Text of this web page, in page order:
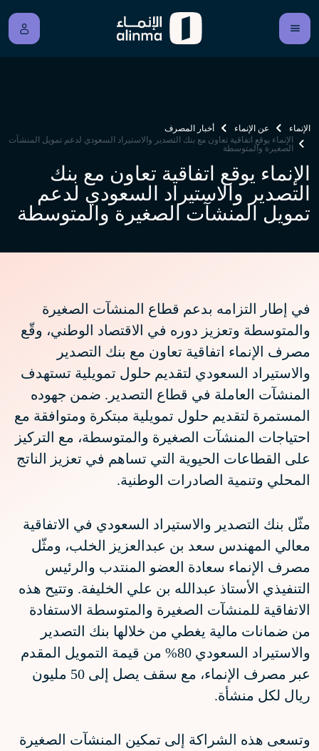
الإنماء عن الإنماء
أخبار المصرف
الإنماء يوقع اتفاقية تعاون مع بنك التصدير والاستيراد السعودي لدعم تمويل المنشآت
الصغيرة والمتوسطة
الإنماء يوقع اتفاقية تعاون مع بنك
التصدير والاستيراد السعودي لدعم
تمويل المنشآت الصغيرة والمتوسطة
في إطار التزامه بدعم قطاع المنشآت الصغيرة
والمتوسطة وتعزيز دوره في الاقتصاد الوطني، وقّع
مصرف الإنماء اتفاقية تعاون مع بنك التصدير
والاستيراد السعودي لتقديم حلول تمويلية تستهدف
المنشآت العاملة في قطاع التصدير. ضمن جهوده
المستمرة لتقديم حلول تمويلية مبتكرة ومتوافقة مع
احتياجات المنشآت الصغيرة والمتوسطة، مع التركيز
على القطاعات الحيوية التي تساهم في تعزيز الناتج
المحلي وتنمية الصادرات الوطنية.
مثّل بنك التصدير والاستيراد السعودي في الاتفاقية
معالي المهندس سعد بن عبدالعزيز الخلب، ومثّل
مصرف الإنماء سعادة العضو المنتدب والرئيس
التنفيذي الأستاذ عبدالله بن علي الخليفة. وتتيح هذه
الاتفاقية للمنشآت الصغيرة والمتوسطة الاستفادة
من ضمانات مالية يغطي من خلالها بنك التصدير
والاستيراد السعودي 80% من قيمة التمويل المقدم
عبر مصرف الإنماء، مع سقف يصل إلى 50 مليون
ريال لكل منشأة.
وتسعى هذه الشراكة إلى تمكين المنشآت الصغيرة